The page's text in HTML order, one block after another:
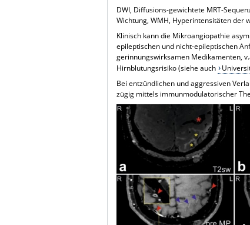
DWI, Diffusions-gewichtete MRT-
Wichtung, WMH, Hyperintensitäten der
Klinisch kann die Mikroangiopathie
epileptischen und nicht-epileptischen
gerinnungswirksamen Medikamenten,
Hirnblutungsrisiko (siehe auch
Bei entzündlichen und aggressiven
zügig mittels immunmodulatorischer